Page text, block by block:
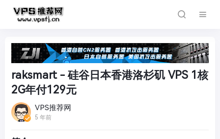
raksmart - 硅谷日本香港洛杉矶 VPS 1核
2G年付129元
VPS推荐网
5 年前